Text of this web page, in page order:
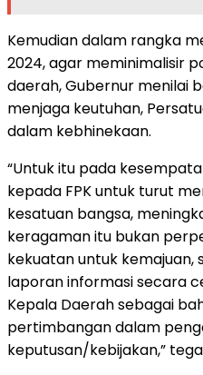
Kemudian dalam rangka
2024, agar meminimalisir
daerah, Gubernur menilai
menjaga keutuhan,
dalam kebhinekaan.
“Untuk itu pada
kepada FPK untuk turut
kesatuan bangsa,
keragaman itu bukan
kekuatan untuk
laporan informasi secara
Kepala Daerah sebagai
pertimbangan dalam
keputusan/kebijakan,”